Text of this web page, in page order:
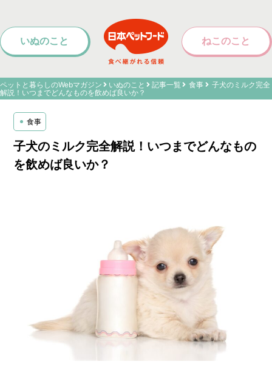
いぬのこと ねこのこと
ペットと暮らしのWebマガジン いぬのこと 記事一覧 食事
子犬のミルク完全
解説！いつまでどんなものを飲めば良いか？
食事
子犬のミルク完全解説！いつまでどんなもの
を飲めば良いか？